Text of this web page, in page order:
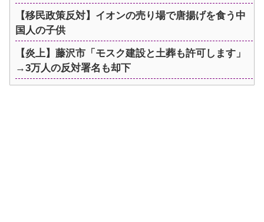
【移民政策反対】イオンの売り場で唐揚げを食う中
国人の子供
【炎上】藤沢市「モスク建設と土葬も許可します」
→3万人の反対署名も却下